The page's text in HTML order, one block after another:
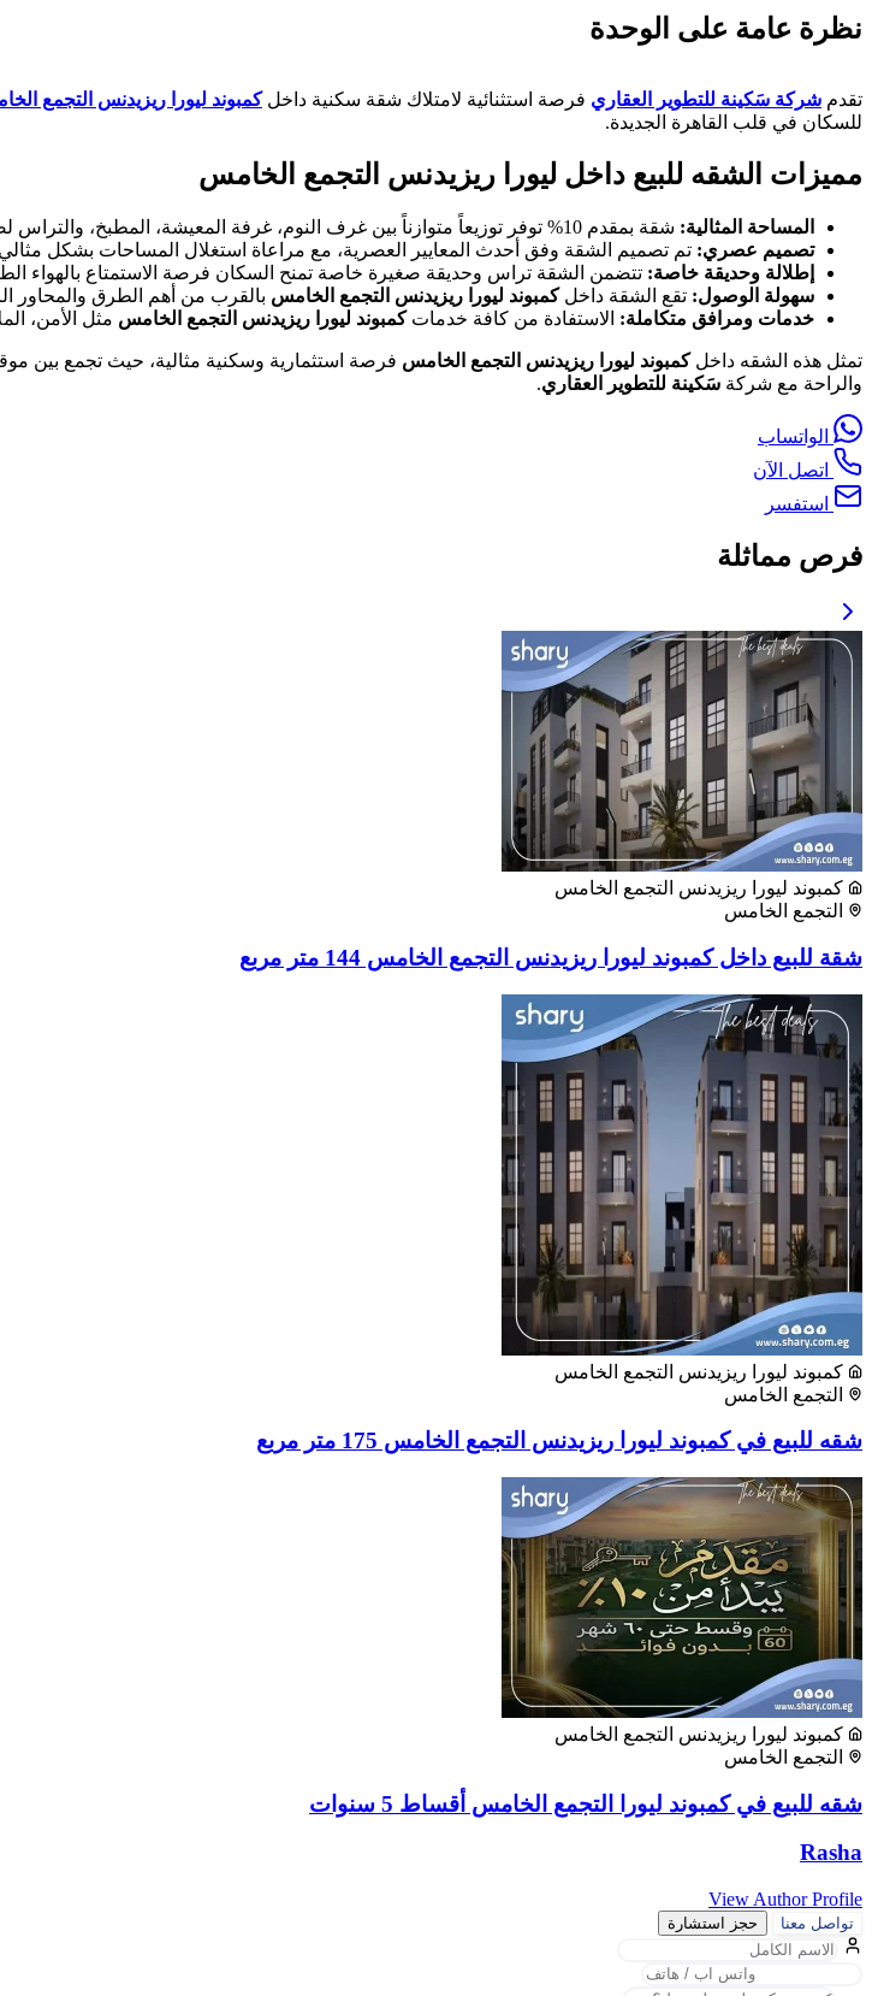
نظرة عامة على الوحدة
تقدم شركة سَكينة للتطوير العقاري فرصة استثنائية لامتلاك شقة سكنية داخلكمبوند ليورا ريزيدنس التجمع
للسكان في قلب القاهرة الجديدة.
مميزات الشقه للبيع داخل ليورا ريزيدنس التجمع الخامس
المساحة المثالية: شقة بمقدم 10% توفر توزيعاً متوازناً بين غرف النوم، غرفة المعيشة، المطبخ، والتراس لضمان الراحة في الاستخدام اليومي.
تصميم عصري: تم تصميم الشقة وفق أحدث المعايير العصرية، مع مراعاة استغلال المساحات بشكل
إطلالة وحديقة خاصة: تتضمن الشقة تراس وحديقة صغيرة خاصة تمنح السكان فرصة الاستمتاع بالهواء
سهولة الوصول: تقع الشقة داخلكمبوند ليورا ريزيدنس التجمع الخامس بالقرب من أهم الطرق والمحاور
خدمات ومرافق متكاملة: الاستفادة من كافة خدماتكمبوند ليورا ريزيدنس التجمع الخامس مثل الأمن،
تمثل هذه الشقه داخلكمبوند ليورا ريزيدنس التجمع الخامس فرصة استثمارية وسكنية مثالية، حيث تجمع بين
والراحة مع شركة سَكينة للتطوير العقاري.
الواتساب
اتصل الآن
استفسر
فرص مماثلة
كمبوند ليورا ريزيدنس التجمع الخامس
التجمع الخامس
شقة للبيع داخل كمبوند ليورا ريزيدنس التجمع الخامس 144 متر مربع
كمبوند ليورا ريزيدنس التجمع الخامس
التجمع الخامس
شقه للبيع في كمبوند ليورا ريزيدنس التجمع الخامس 175 متر مربع
كمبوند ليورا ريزيدنس التجمع الخامس
التجمع الخامس
شقه للبيع في كمبوند ليورا التجمع الخامس أقساط 5 سنوات
Rasha
View Author Profile
تواصل معنا حجز استشارة